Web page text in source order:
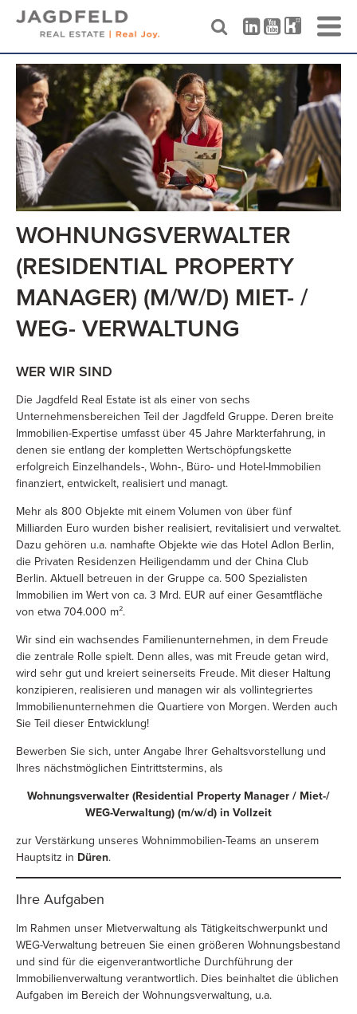
Skip
content
WOHNUNGSVERWALTER
(RESIDENTIAL PROPERTY
MANAGER) (M/W/D) MIET- /
WEG- VERWALTUNG
WER WIR SIND
Die Jagdfeld Real Estate ist als einer von sechs
Unternehmensbereichen Teil der Jagdfeld Gruppe. Deren breite
Immobilien-Expertise umfasst über 45 Jahre Markterfahrung, in
denen sie entlang der kompletten Wertschöpfungskette
erfolgreich Einzelhandels-, Wohn-, Büro- und Hotel-Immobilien
finanziert, entwickelt, realisiert und managt.
Mehr als 800 Objekte mit einem Volumen von über fünf
Milliarden Euro wurden bisher realisiert, revitalisiert und verwaltet.
Dazu gehören u.a. namhafte Objekte wie das Hotel Adlon Berlin,
die Privaten Residenzen Heiligendamm und der China Club
Berlin. Aktuell betreuen in der Gruppe ca. 500 Spezialisten
Immobilien im Wert von ca. 3 Mrd. EUR auf einer Gesamtfläche
von etwa 704.000 m².
Wir sind ein wachsendes Familienunternehmen, in dem Freude
die zentrale Rolle spielt. Denn alles, was mit Freude getan wird,
wird sehr gut und kreiert seinerseits Freude. Mit dieser Haltung
konzipieren, realisieren und managen wir als vollintegriertes
Immobilienunternehmen die Quartiere von Morgen. Werden auch
Sie Teil dieser Entwicklung!
Bewerben Sie sich, unter Angabe Ihrer Gehaltsvorstellung und
Ihres nächstmöglichen Eintrittstermins, als
Wohnungsverwalter (Residential Property Manager / Miet-/
WEG-Verwaltung) (m/w/d)in Vollzeit
zur Verstärkung unseres Wohnimmobilien-Teams an unserem
Hauptsitz in Düren.
Ihre Aufgaben
Im Rahmen unser Mietverwaltung als Tätigkeitschwerpunkt und
WEG-Verwaltung betreuen Sie einen größeren Wohnungsbestand
und sind für die eigenverantwortliche Durchführung der
Immobilienverwaltung verantwortlich. Dies beinhaltet die üblichen
Aufgaben im Bereich der Wohnungsverwaltung, u.a.